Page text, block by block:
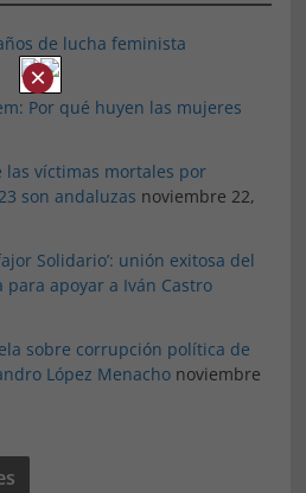
de lucha feminista
Por qué huyen las mujeres
víctimas mortales por
son andaluzas noviembre 22,
Solidario’: unión exitosa del
apoyar a Iván Castro
sobre corrupción política de
López Menacho noviembre
×